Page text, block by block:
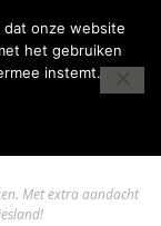
Met extra aandacht
dat onze website
het gebruiken
instemt.